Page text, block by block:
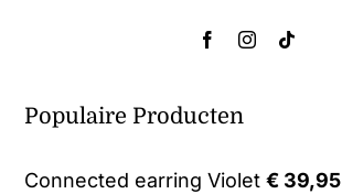
Populaire Producten
Connected earring Violet € 39,95